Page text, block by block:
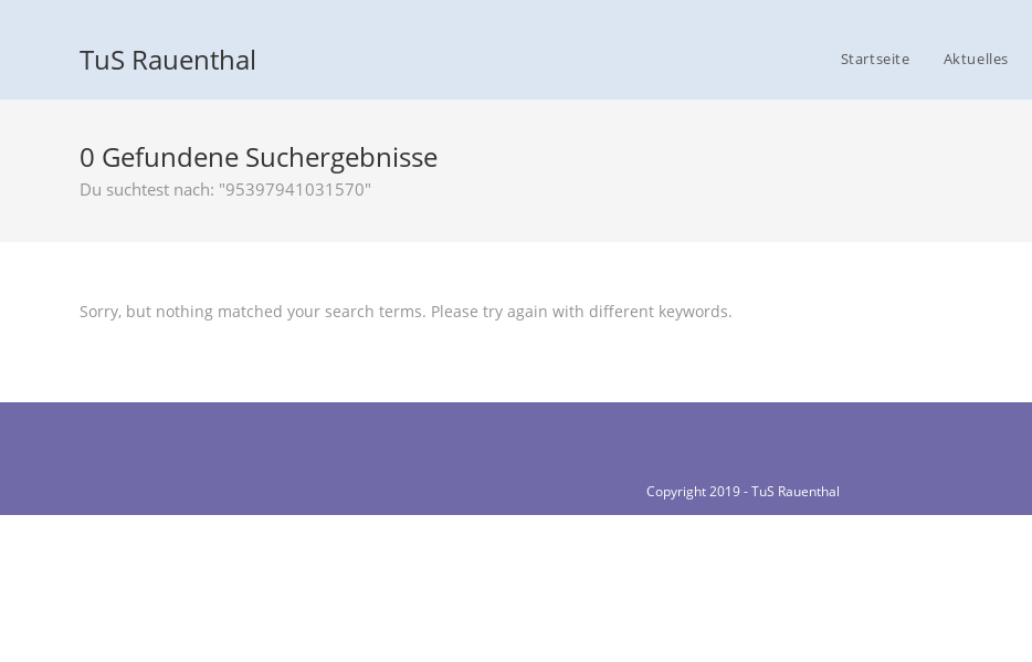
TuS Rauenthal Startseite Aktuelles
0 Gefundene Suchergebnisse
Du suchtest nach: "95397941031570"
Sorry, but nothing matched your search terms. Please try again with different keywords.
Copyright 2019 - TuS Rauenthal